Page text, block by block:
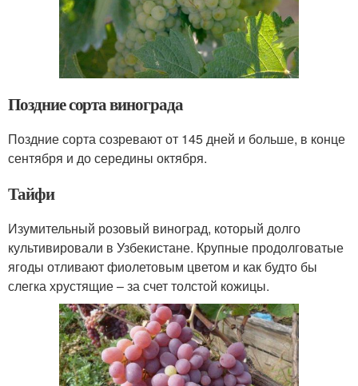
Поздние сорта винограда
Поздние сорта созревают от 145 дней и больше, в конце
сентября и до середины октября.
Тайфи
Изумительный розовый виноград, который долго
культивировали в Узбекистане. Крупные продолговатые
ягоды отливают фиолетовым цветом и как будто бы
слегка хрустящие – за счет толстой кожицы.